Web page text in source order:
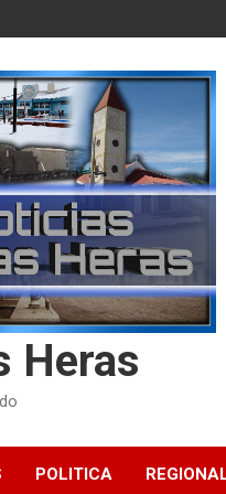
Heras
POLITICA